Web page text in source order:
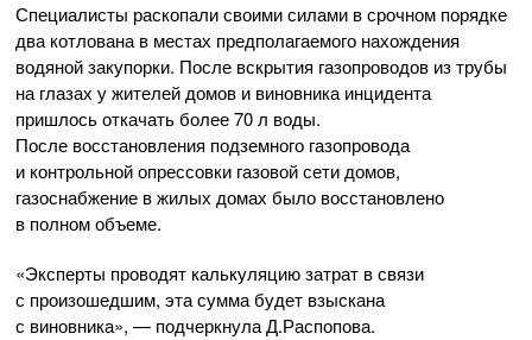
Специалисты раскопали своими силами в срочном порядке
два котлована в местах предполагаемого нахождения
водяной закупорки. После вскрытия газопроводов из трубы
на глазах у жителей домов и виновника инцидента
пришлось откачать более 70 л воды.
После восстановления подземного газопровода
и контрольной опрессовки газовой сети домов,
газоснабжение в жилых домах было восстановлено
в полном объеме.
«Эксперты проводят калькуляцию затрат в связи
с произошедшим, эта сумма будет взыскана
с виновника», — подчеркнула Д.Распопова.